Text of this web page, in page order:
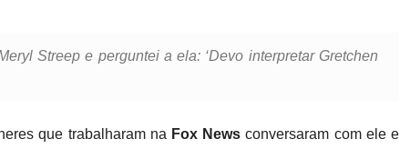
Streep e perguntei a ela: ‘Devo interpretar Gretchen
que trabalharam na Fox News conversaram com ele e